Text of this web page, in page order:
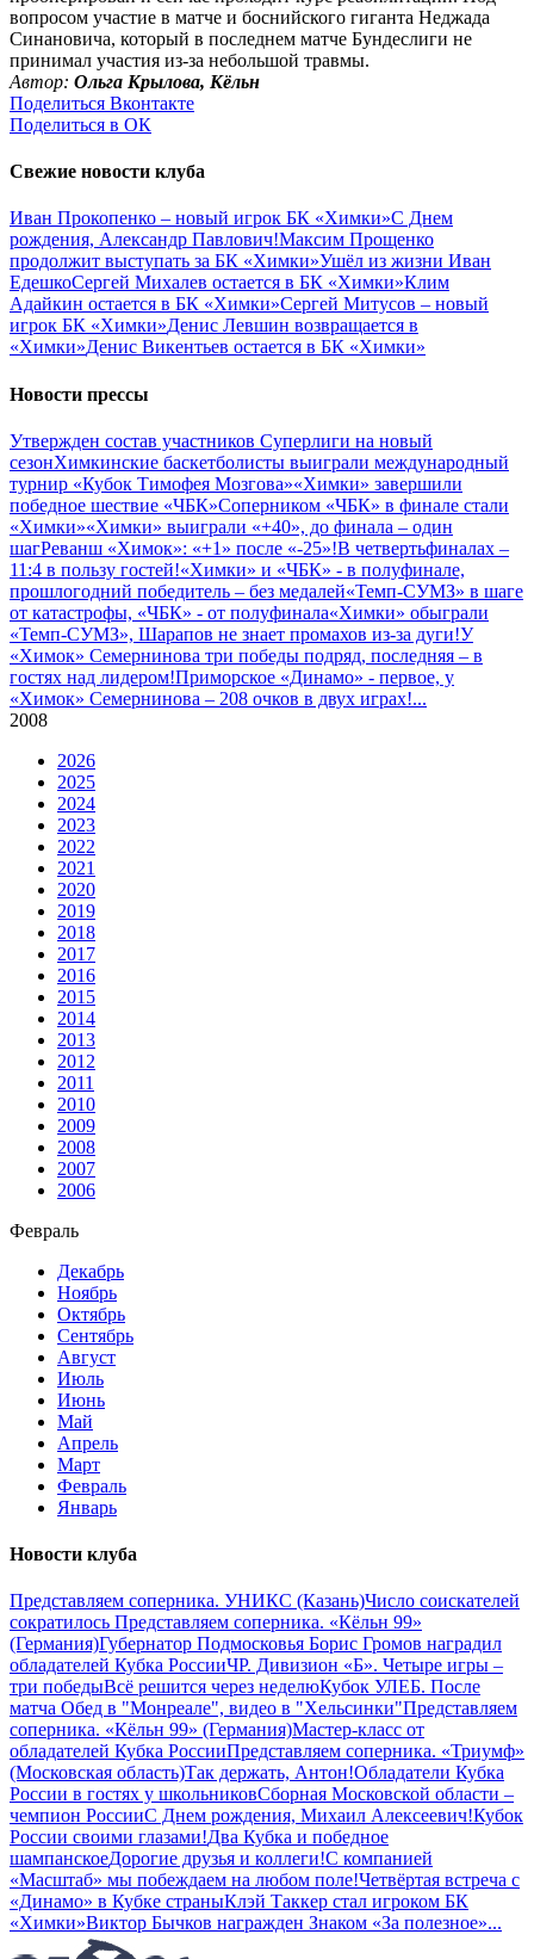
вопросом участие в матче и боснийского гиганта Неджада
Синановича, который в последнем матче Бундеслиги не
принимал участия из-за небольшой травмы.
Автор: Ольга Крылова, Кёльн
Поделиться Вконтакте
Поделиться в ОК
Свежие новости клуба
Иван Прокопенко – новый игрок БК «Химки»С Днем
рождения, Александр Павлович!Максим Прощенко
продолжит выступать за БК «Химки»Ушёл из жизни Иван
ЕдешкоСергей Михалев остается в БК «Химки»Клим
Адайкин остается в БК «Химки»Сергей Митусов – новый
игрок БК «Химки»Денис Левшин возвращается в
«Химки»Денис Викентьев остается в БК «Химки»
Новости прессы
Утвержден состав участников Cуперлиги на новый
сезонХимкинские баскетболисты выиграли международный
турнир «Кубок Тимофея Мозгова»«Химки» завершили
победное шествие «ЧБК»Соперником «ЧБК» в финале стали
«Химки»«Химки» выиграли «+40», до финала – один
шагРеванш «Химок»: «+1» после «-25»!В четвертьфиналах –
11:4 в пользу гостей!«Химки» и «ЧБК» - в полуфинале,
прошлогодний победитель – без медалей«Темп-СУМЗ» в шаге
от катастрофы, «ЧБК» - от полуфинала«Химки» обыграли
«Темп-СУМЗ», Шарапов не знает промахов из-за дуги!У
«Химок» Семернинова три победы подряд, последняя – в
гостях над лидером!Приморское «Динамо» - первое, у
«Химок» Семернинова – 208 очков в двух играх!...
2008
2026
2025
2024
2023
2022
2021
2020
2019
2018
2017
2016
2015
2014
2013
2012
2011
2010
2009
2008
2007
2006
Февраль
Декабрь
Ноябрь
Октябрь
Сентябрь
Август
Июль
Июнь
Май
Апрель
Март
Февраль
Январь
Новости клуба
Представляем соперника. УНИКС (Казань)Число соискателей
сократилось Представляем соперника. «Кёльн 99»
(Германия)Губернатор Подмосковья Борис Громов наградил
обладателей Кубка РоссииЧР. Дивизион «Б». Четыре игры –
три победыВсё решится через неделюКубок УЛЕБ. После
матча Обед в "Монреале", видео в "Хельсинки"Представляем
соперника. «Кёльн 99» (Германия)Мастер-класс от
обладателей Кубка РоссииПредставляем соперника. «Триумф»
(Московская область)Так держать, Антон!Обладатели Кубка
России в гостях у школьниковСборная Московской области –
чемпион РоссииС Днем рождения, Михаил Алексеевич!Кубок
России своими глазами!Два Кубка и победное
шампанскоеДорогие друзья и коллеги!С компанией
«Масштаб» мы побеждаем на любом поле!Четвёртая встреча с
«Динамо» в Кубке страныКлэй Таккер стал игроком БК
«Химки»Виктор Бычков награжден Знаком «За полезное»...